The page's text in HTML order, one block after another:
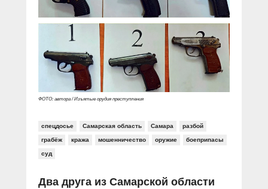
Социальные ролики
Документальные фильмы
Прямой разговор
В знании сила
Специальный репортаж
КиберПОСТОВОЙ
Газета «Щит и меч»
Журнал «Полиция России»
О ПОРТАЛЕ
Контакты
Вакансии
ФОТО: автора / Изъятые орудия преступления
спецдосье Самарская область Самара разбой
грабёж кража мошенничество оружие боеприпасы
суд
Два друга из Самарской области